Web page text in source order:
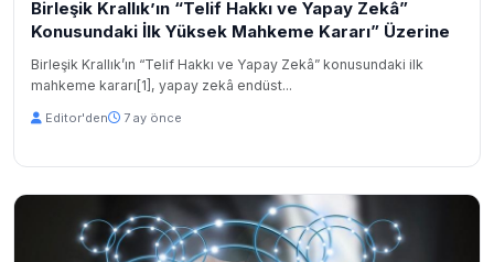
Birleşik Krallık’ın “Telif Hakkı ve Yapay Zekâ”
Konusundaki İlk Yüksek Mahkeme Kararı” Üzerine
Birleşik Krallık’ın “Telif Hakkı ve Yapay Zekâ” konusundaki ilk
mahkeme kararı[1], yapay zekâ endüst...
Editor'den 7 ay önce